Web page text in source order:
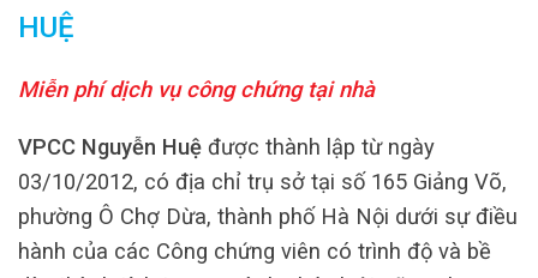
HUỆ
Miễn phí dịch vụ công chứng tại nhà
VPCC Nguyễn Huệ được thành lập từ ngày
03/10/2012, có địa chỉ trụ sở tại số 165 Giảng Võ,
phường Ô Chợ Dừa, thành phố Hà Nội dưới sự điều
hành của các Công chứng viên có trình độ và bề